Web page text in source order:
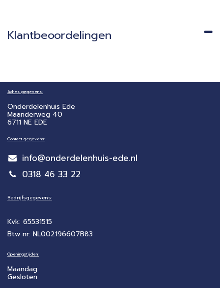
Klantbeoordelingen
Adres gegevens:
Onderdelenhuis Ede
Maanderweg 40
6711 NE EDE
Contact gegevens:
info@onderdelenhuis-ede.nl
0318 46 33 22
Bedrijfsgegevens:
Kvk: 65531515
Btw nr: NL002196607B83
Openingstijden:
Maandag:
Gesloten